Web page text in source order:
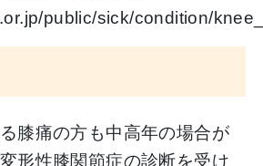
public/sick/condition/
膝痛の方も中高年の場合が
形性膝関節症の診断を受け